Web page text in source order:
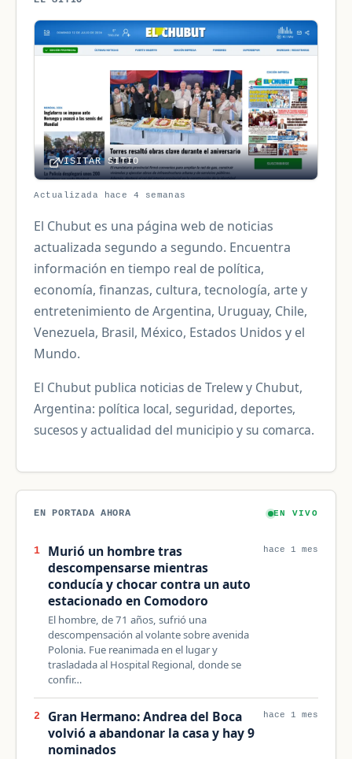
VISITAR SITIO
Actualizada hace 4 semanas
El Chubut es una página web de noticias
actualizada segundo a segundo. Encuentra
información en tiempo real de política,
economía, finanzas, cultura, tecnología, arte y
entretenimiento de Argentina, Uruguay, Chile,
Venezuela, Brasil, México, Estados Unidos y el
Mundo.
El Chubut publica noticias de Trelew y Chubut,
Argentina: política local, seguridad, deportes,
sucesos y actualidad del municipio y su comarca.
EN PORTADA AHORA EN VIVO
1
Murió un hombre tras
descompensarse mientras
conducía y chocar contra un auto
estacionado en Comodoro
El hombre, de 71 años, sufrió una
descompensación al volante sobre avenida
Polonia. Fue reanimada en el lugar y
trasladada al Hospital Regional, donde se
confir…
hace 1 mes
2
Gran Hermano: Andrea del Boca
volvió a abandonar la casa y hay 9
nominados
hace 1 mes